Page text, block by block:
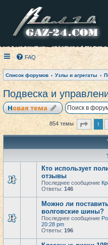
FAQ
Список форумов Узлы и агрегаты
Подвеска и
Новая тема
854 темы 1
Кто использует
отзывы
Последнее сообщение
Ответы: 146
Можно ли
волговские шины?
Последнее сообщение
20:28 pm
Ответы: 196